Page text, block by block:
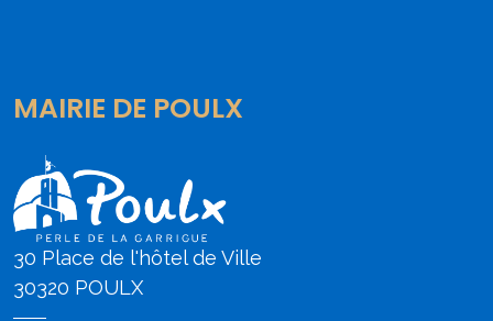
MAIRIE DE POULX
30 Place de l'hôtel de Ville
30320 POULX